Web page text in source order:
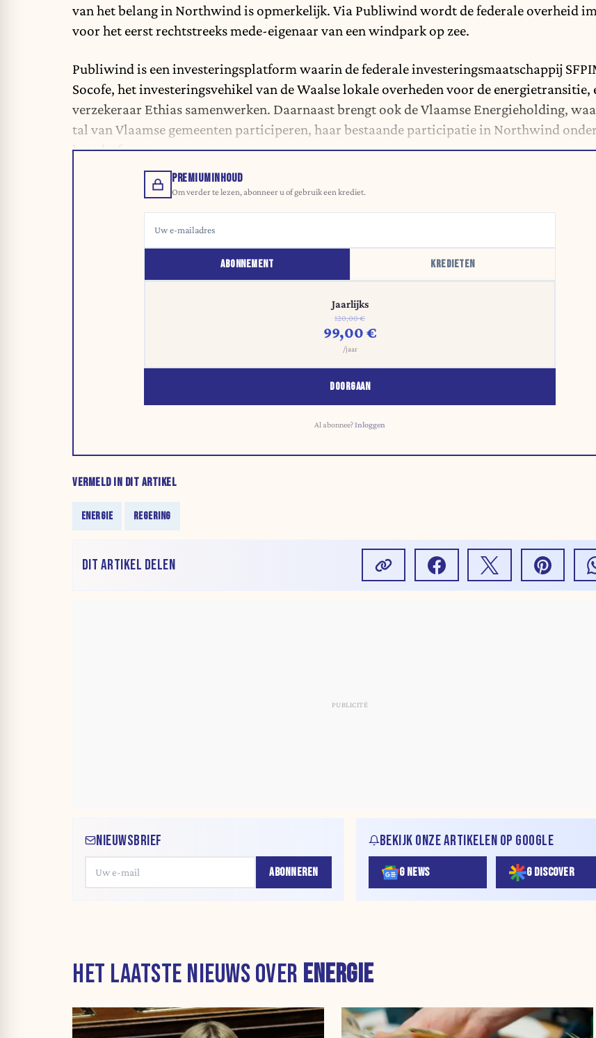
van het belang in Northwind is opmerkelijk. Via Publiwind wordt de federale overheid
voor het eerst rechtstreeks mede-eigenaar van een windpark op zee.
Publiwind is een investeringsplatform waarin de federale investeringsmaatschappij
Socofe, het investeringsvehikel van de Waalse lokale overheden voor de energietransitie,
verzekeraar Ethias samenwerken. Daarnaast brengt ook de Vlaamse Energieholding,
tal van Vlaamse gemeenten participeren, haar bestaande participatie in Northwind
het platform.
PREMIUMINHOUD
Om verder te lezen, abonneer u of gebruik een krediet.
ABONNEMENT KREDIETEN
Jaarlijks
120,00 €
99,00 €
/jaar
DOORGAAN
Al abonnee?Inloggen
VERMELD IN DIT ARTIKEL
ENERGIE REGERING
DIT ARTIKEL DELEN
NIEUWSBRIEF
ABONNEREN
BEKIJK ONZE ARTIKELEN OP GOOGLE
G NEWS G DISCOVER
HET LAATSTE NIEUWS OVER ENERGIE